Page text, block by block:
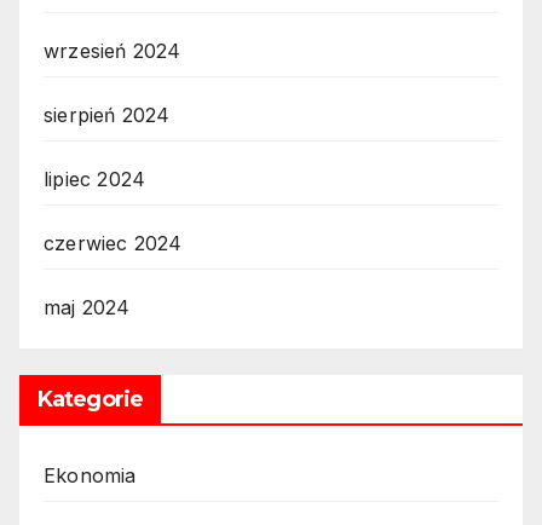
wrzesień 2024
sierpień 2024
lipiec 2024
czerwiec 2024
maj 2024
Kategorie
Ekonomia